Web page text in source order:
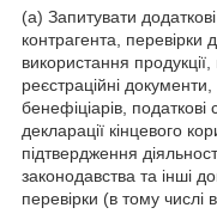
(а) Запитувати
контрагента, перевірки
використання
реєстраційні
бенефіціарів, податкові
декларації кінцевого
підтвердження
законодавства та інші
перевірки (в тому